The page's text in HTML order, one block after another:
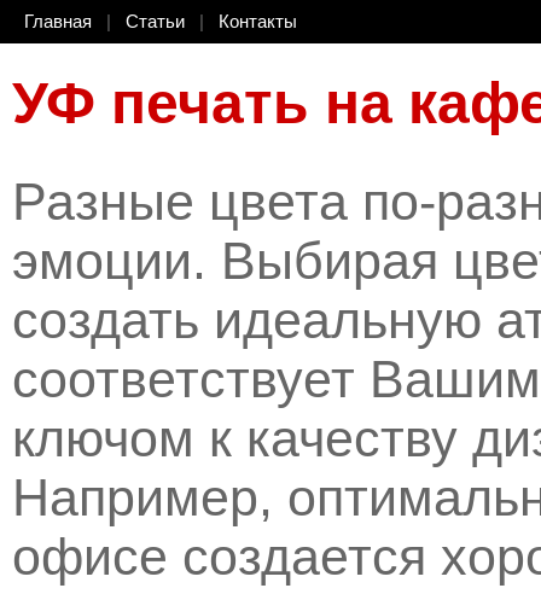
Главная Статьи Контакты
УФ печать на
Разные цвета по-
эмоции. Выбирая
создать идеальную
соответствует
ключом к качеству
Например,
офисе создается